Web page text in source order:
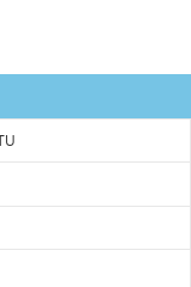
listę życzeń